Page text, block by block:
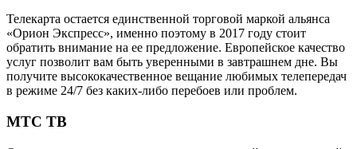
Телекарта остается единственной торговой маркой альянса
«Орион Экспресс», именно поэтому в 2017 году стоит
обратить внимание на ее предложение. Европейское качество
услуг позволит вам быть уверенными в завтрашнем дне. Вы
получите высококачественное вещание любимых телепередач
в режиме 24/7 без каких-либо перебоев или проблем.
МТС ТВ